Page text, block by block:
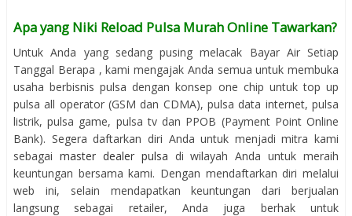
Apa yang Niki Reload Pulsa Murah Online Tawarkan?
Untuk Anda yang sedang pusing melacak Bayar Air Setiap
Tanggal Berapa , kami mengajak Anda semua untuk membuka
usaha berbisnis pulsa dengan konsep one chip untuk top up
pulsa all operator (GSM dan CDMA), pulsa data internet, pulsa
listrik, pulsa game, pulsa tv dan PPOB (Payment Point Online
Bank). Segera daftarkan diri Anda untuk menjadi mitra kami
sebagai master dealer pulsa di wilayah Anda untuk meraih
keuntungan bersama kami. Dengan mendaftarkan diri melalui
web ini, selain mendapatkan keuntungan dari berjualan
langsung sebagai retailer, Anda juga berhak untuk